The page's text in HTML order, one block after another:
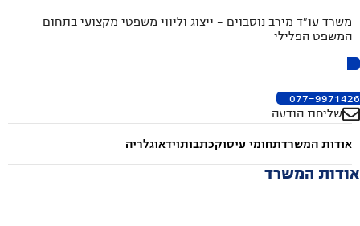
משרד עו"ד מירב נוסבוים - ייצוג וליווי משפטי מקצועי בתחום
המשפט הפלילי
077-9971426
שליחת הודעה
אודות המשרדתחומי עיסוקכתבותוידאוגלריה
אודות המשרד